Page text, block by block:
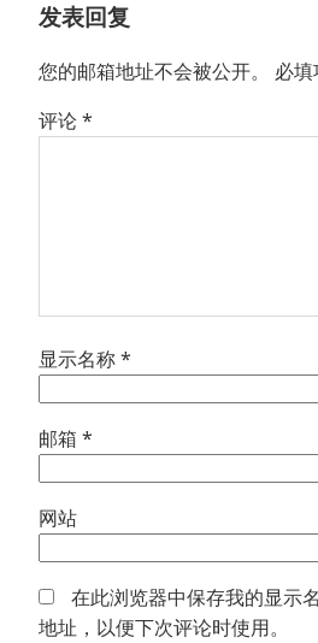
发表回复
您的邮箱地址不会被公开。 必
评论*
显示名称*
邮箱 *
网站
在此浏览器中保存我的显示
地址，以便下次评论时使用。